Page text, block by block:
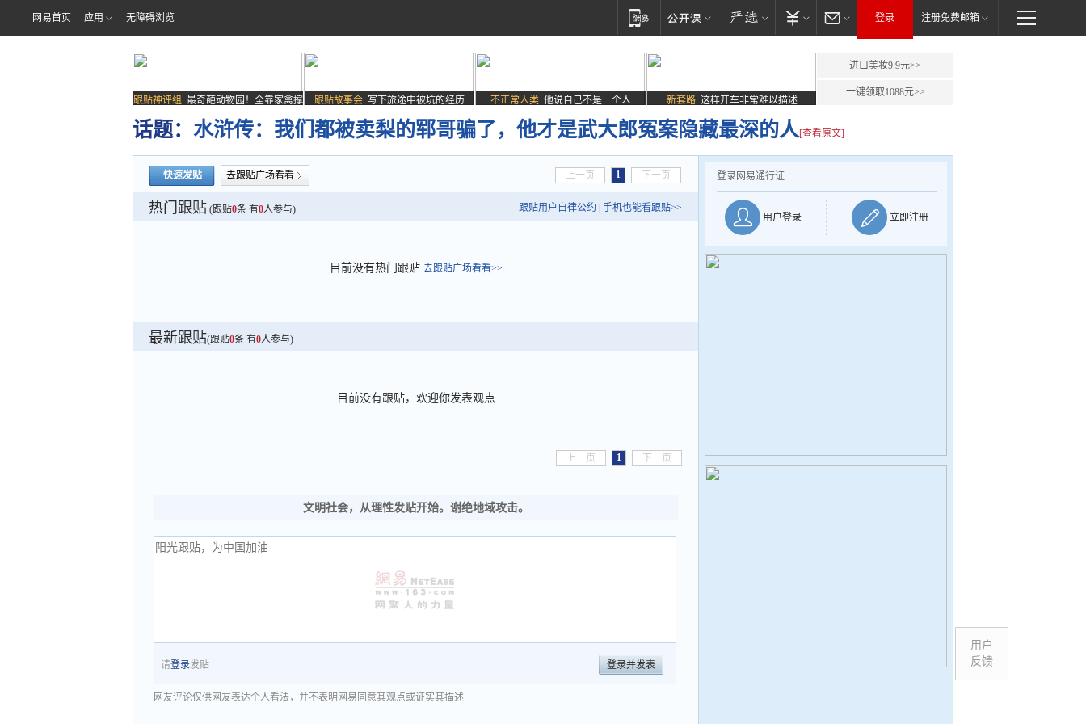
网易首页 应用 无障碍浏览 登录 注册免费邮箱
跟贴神评组: 最奇葩动物园！全靠家禽撑
场子
跟贴故事会: 写下旅途中被坑的经历 不正常人类: 他说自己不是一个人 新套路: 这样开车非常难以描述
进口美妆9.9元>>
一键领取1088元>>
话题： 水浒传：我们都被卖梨的郓哥骗了，他才是武大郎冤案隐藏最深的人[查看原文]
快速发贴 去跟贴广场看看 上一页 1 下一页
热门跟贴 (跟贴0条 有0人参与) 跟贴用户自律公约 手机也能看跟贴>>
目前没有热门跟贴 去跟贴广场看看>>
最新跟贴(跟贴0条 有0人参与)
目前没有跟贴，欢迎你发表观点
上一页 1 下一页
文明社会，从理性发贴开始。谢绝地域攻击。
请登录发贴 登录并发表
网友评论仅供网友表达个人看法，并不表明网易同意其观点或证实其描述
登录网易通行证
用户登录 立即注册
用户
反馈